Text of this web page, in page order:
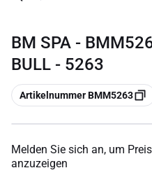
BM SPA -
BULL - 5263
Kopieren
Artikelnummer BMM5263
Melden Sie sich an, um
anzuzeigen